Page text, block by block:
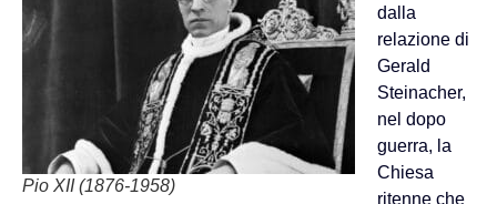
Pio XII (1876-1958)
dalla
relazione di
Gerald
Steinacher,
nel dopo
guerra, la
Chiesa
ritenne che